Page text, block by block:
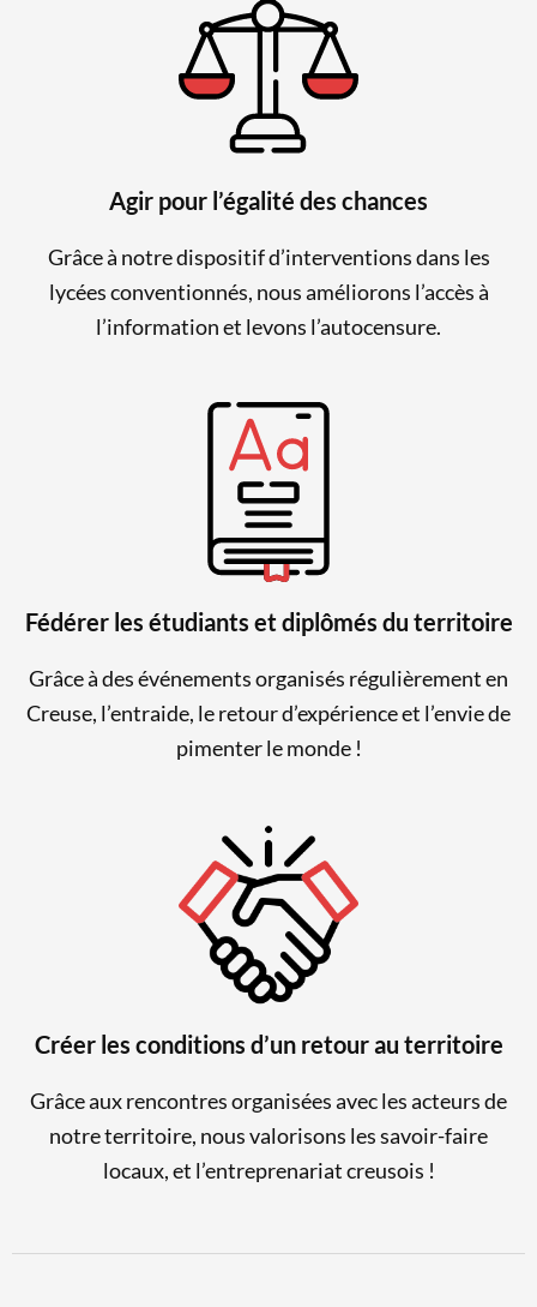
Agir pour l’égalité des chances
Grâce à notre dispositif d’interventions dans les
lycées conventionnés, nous améliorons l’accès à
l’information et levons l’autocensure.
Fédérer les étudiants et diplômés du territoire
Grâce à des événements organisés régulièrement en
Creuse, l’entraide, le retour d’expérience et l’envie de
pimenter le monde !
Créer les conditions d’un retour au territoire
Grâce aux rencontres organisées avec les acteurs de
notre territoire, nous valorisons les savoir-faire
locaux, et l’entreprenariat creusois !